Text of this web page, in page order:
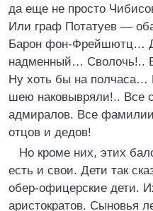
да еще не просто
Или граф Потатуев —
Барон фон-Фрейшютц…
надменный… Сволочь!..
Ну хоть бы на полчаса…
шею наковывряли!.. Все
адмиралов. Все
отцов и дедов!
Но кроме них, этих
есть и свои. Дети так
обер-офицерские дети.
аристократов. Сыновья